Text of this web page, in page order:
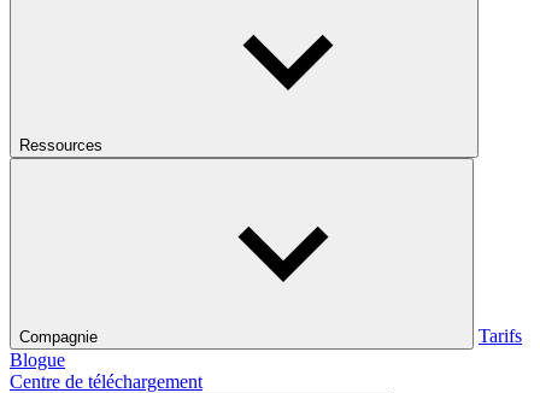
Ressources
Compagnie
Tarifs
Blogue
Centre de téléchargement